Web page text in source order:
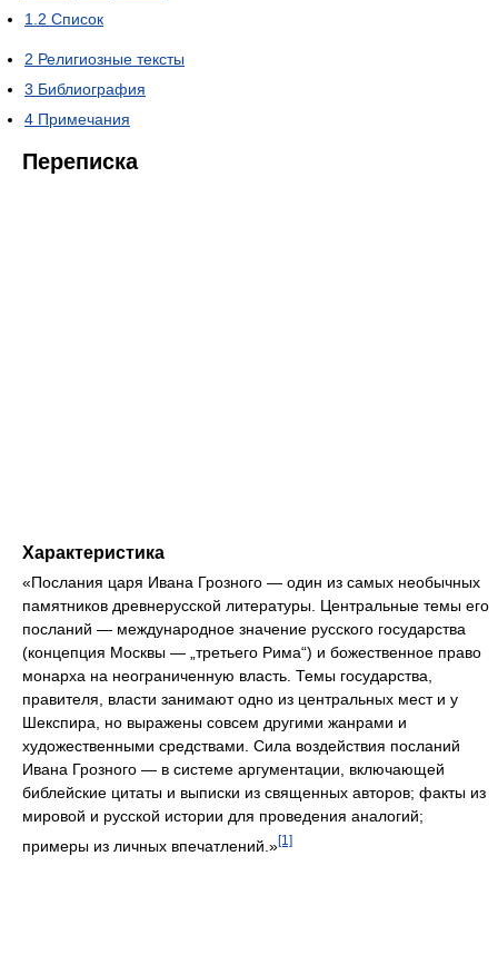
1.2 Список
2 Религиозные тексты
3 Библиография
4 Примечания
Переписка
Характеристика
«Послания царя Ивана Грозного — один из самых необычных
памятников древнерусской литературы. Центральные темы его
посланий — международное значение русского государства
(концепция Москвы — „третьего Рима“) и божественное право
монарха на неограниченную власть. Темы государства,
правителя, власти занимают одно из центральных мест и у
Шекспира, но выражены совсем другими жанрами и
художественными средствами. Сила воздействия посланий
Ивана Грозного — в системе аргументации, включающей
библейские цитаты и выписки из священных авторов; факты из
мировой и русской истории для проведения аналогий;
примеры из личных впечатлений.»[1]